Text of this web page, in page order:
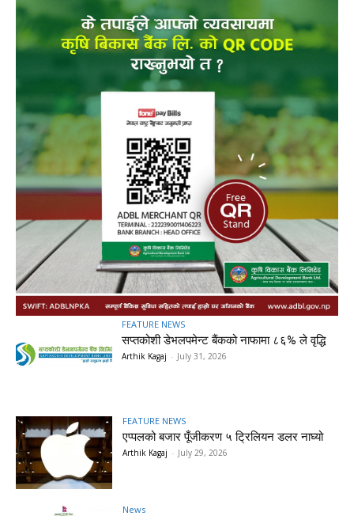
FEATURE NEWS
सप्तकोशी डेभलपमेन्ट बैंकको नाफामा ८६% ले वृद्धि
Arthik Kagaj - July 31, 2026
FEATURE NEWS
एप्पलको बजार पूँजीकरण ५ ट्रिलियन डलर नाघ्यो
Arthik Kagaj - July 29, 2026
News